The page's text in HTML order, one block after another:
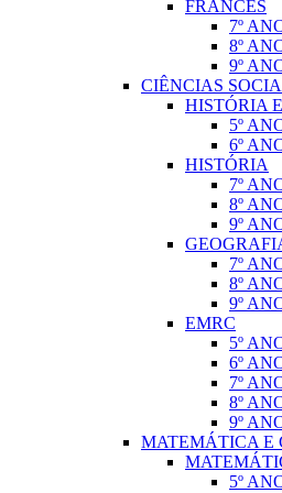
FRANCÊS
7º
8º
9º
CIÊNCIAS
HISTÓRIA
5º
6º
HISTÓRIA
7º
8º
9º
7º
8º
9º
EMRC
5º
6º
7º
8º
9º
MATEMÁTICA E
5º